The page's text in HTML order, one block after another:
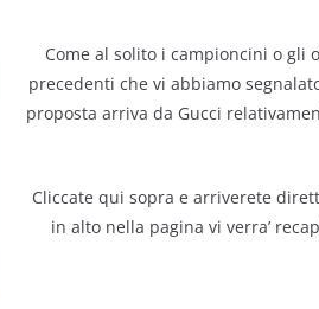
Come al solito i campioncini o gli
precedenti che vi abbiamo
proposta arriva da Gucci
Cliccate qui sopra e arriverete
in alto nella pagina vi verra’